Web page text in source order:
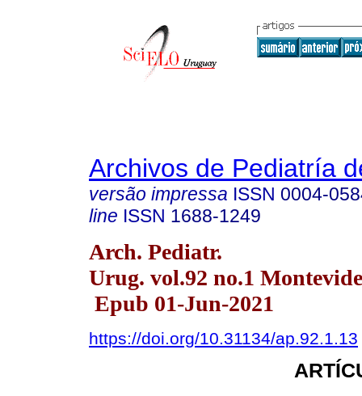
Archivos de Pediatría
versão impressa ISSN 0004-
line ISSN 1688-1249
Arch. Pediatr.
Urug. vol.92 no.1
Epub 01-Jun-2021
https://doi.org/10.31134/ap.92.1.13